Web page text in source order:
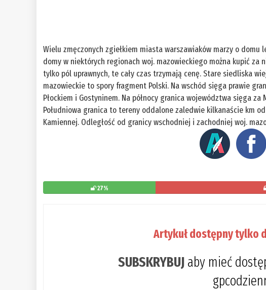
Wielu zmęczonych zgiełkiem miasta warszawiaków marzy o
domy w niektórych regionach woj. mazowieckiego można kupić
tylko pól uprawnych, te cały czas trzymają cenę. Stare siedliska
mazowieckie to spory fragment Polski. Na wschód sięga prawie
Płockiem i Gostyninem. Na północy granica województwa sięga
Południowa granica to tereny oddalone zaledwie kilkanaście km
Kamiennej. Odległość od granicy wschodniej i zachodniej woj.
27%
Artykuł dostępny tylko
SUBSKRYBUJaby mieć